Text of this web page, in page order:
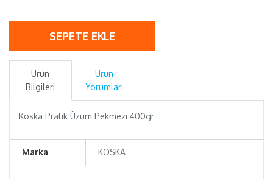
SEPETE EKLE
Ürün
Bilgileri
Ürün
Yorumları
Koska Pratik Üzüm Pekmezi 400gr
Marka KOSKA